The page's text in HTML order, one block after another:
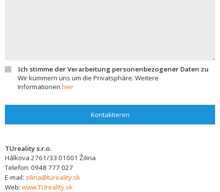
Ich stimme der Verarbeitung personenbezogener Daten zu
Wir kümmern uns um die Privatsphäre. Weitere
Informationen hier
Kontaktieren
TUreality s.r.o.
Hálkova 2761/33 01001 Žilina
Telefon: 0948 777 027
E-mail: zilina@tureality.sk
Web: www.TUreality.sk